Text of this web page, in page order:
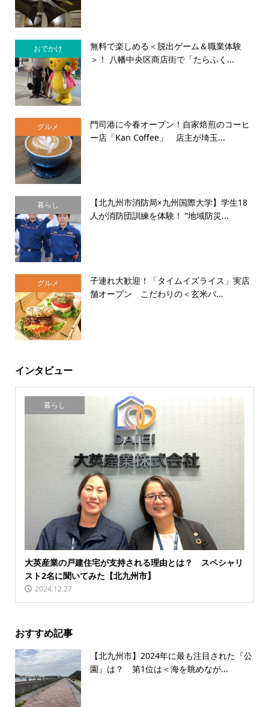
おでかけ
無料で楽しめる＜脱出ゲーム＆職業体験
＞！ 八幡中央区商店街で「たらふく...
グルメ
門司港に今春オープン！自家焙煎のコーヒ
ー店「Kan Coffee」 店主が埼玉...
暮らし
【北九州市消防局×九州国際大学】学生18
人が消防団訓練を体験！ “地域防災...
グルメ
子連れ大歓迎！「タイムイズライス」実店
舗オープン こだわりの＜玄米バ...
インタビュー
暮らし
大英産業の戸建住宅が支持される理由とは？ スペシャリ
スト2名に聞いてみた【北九州市】
2024.12.27
おすすめ記事
【北九州市】2024年に最も注目された『公
園』は？ 第1位は＜海を眺めなが...